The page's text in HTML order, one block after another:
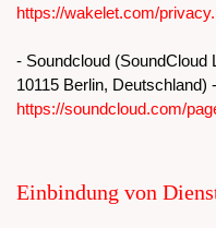
https://wakelet.com/
- Soundcloud (SoundCloud
10115 Berlin,
https://soundcloud.com/
Einbindung von